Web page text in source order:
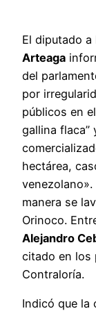
El diputado a
Arteaga
del
por
públicos en
gallina flaca”
hectárea,
manera se
Orinoco.
Alejandro
citado en los
Contraloría.
Indicó que la